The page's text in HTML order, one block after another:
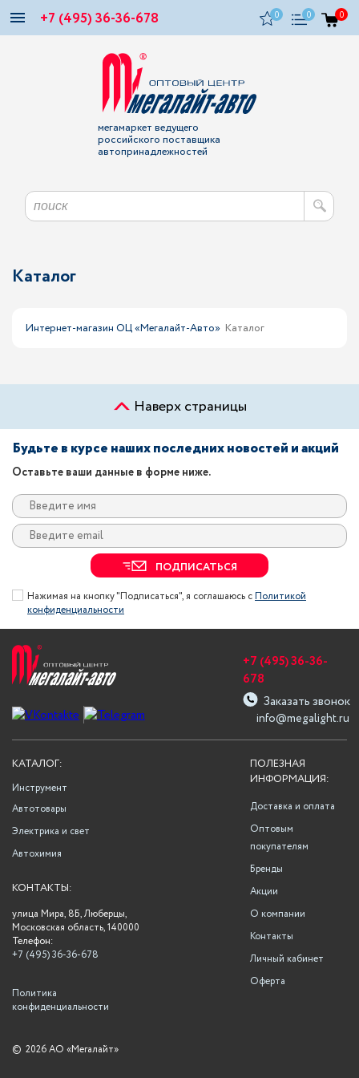
+7 (495) 36-36-678 0 0 0
мегамаркет ведущего
российского поставщика
автопринадлежностей
Каталог
Интернет-магазин ОЦ «Мегалайт-Авто» Каталог
Наверх страницы
Будьте в курсе наших последних новостей и акций
Оставьте ваши данные в форме ниже.
ПОДПИСАТЬСЯ
Нажимая на кнопку "Подписаться", я соглашаюсь сПолитикой
конфиденциальности
info@megalight.ru
+7 (495) 36-36-
678
Заказать звонок
ПОЛЕЗНАЯ
ИНФОРМАЦИЯ:
Доставка и оплата
Оптовым
покупателям
Бренды
Акции
О компании
Контакты
Личный кабинет
Оферта
КАТАЛОГ:
Инструмент
Автотовары
Электрика и свет
Автохимия
КОНТАКТЫ:
улица Мира, 8Б, Люберцы,
Московская область, 140000
Телефон:
+7 (495) 36-36-678
Политика
конфиденциальности
© 2026 АО «Мегалайт»